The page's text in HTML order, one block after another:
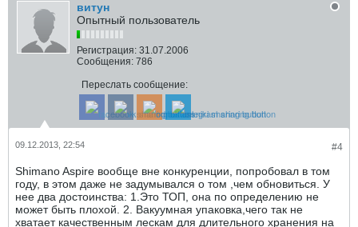
витун
Опытный пользователь
Регистрация: 31.07.2006
Сообщения: 786
Переслать сообщение:
#4
09.12.2013, 22:54
Shimano Aspire вообще вне конкуренции, попробовал в том
году, в этом даже не задумывался о том ,чем обновиться. У
нее два достоинства: 1.Это ТОП, она по определению не
может быть плохой. 2. Вакуумная упаковка,чего так не
хватает качественным лескам для длительного хранения на